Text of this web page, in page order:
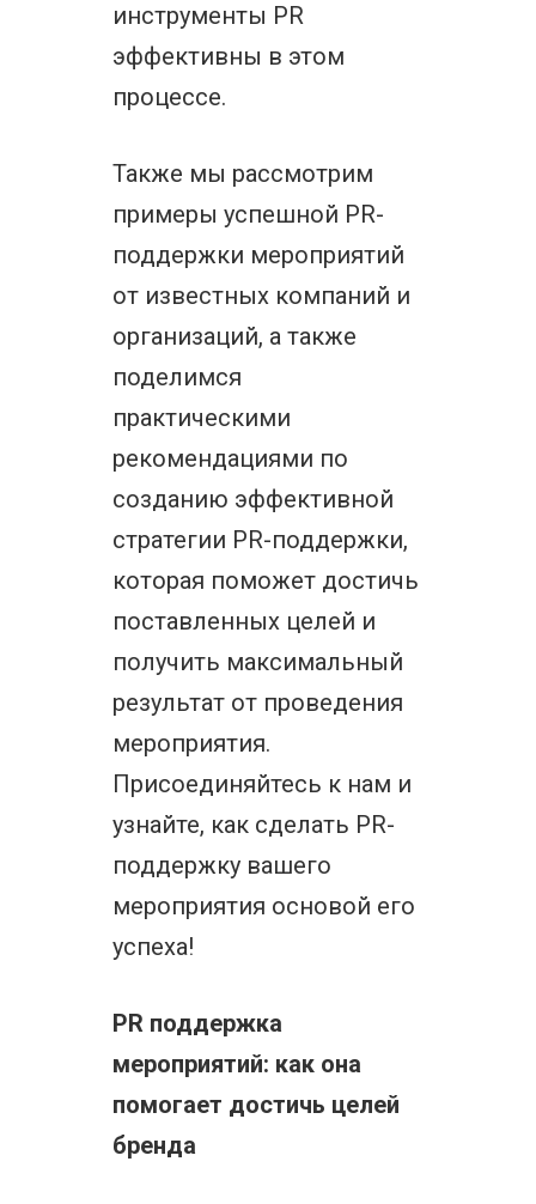
инструменты PR
эффективны в этом
процессе.
Также мы рассмотрим
примеры успешной PR-
поддержки мероприятий
от известных компаний и
организаций, а также
поделимся
практическими
рекомендациями по
созданию эффективной
стратегии PR-поддержки,
которая поможет достичь
поставленных целей и
получить максимальный
результат от проведения
мероприятия.
Присоединяйтесь к нам и
узнайте, как сделать PR-
поддержку вашего
мероприятия основой его
успеха!
PR поддержка
мероприятий: как она
помогает достичь целей
бренда